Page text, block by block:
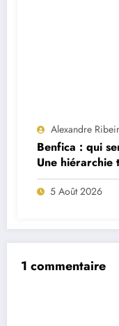
Alexandre
Benfica : qui
Une hiérarchie
deux départs
5 Août 2026
1 commentaire